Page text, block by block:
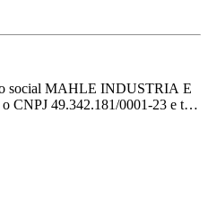
social MAHLE INDUSTRIA E
49.342.181/0001-23 e tem
SP.
acessórios para o sistema motor